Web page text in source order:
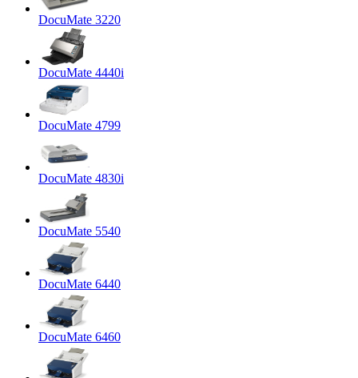
DocuMate 3220
DocuMate 4440i
DocuMate 4799
DocuMate 4830i
DocuMate 5540
DocuMate 6440
DocuMate 6460